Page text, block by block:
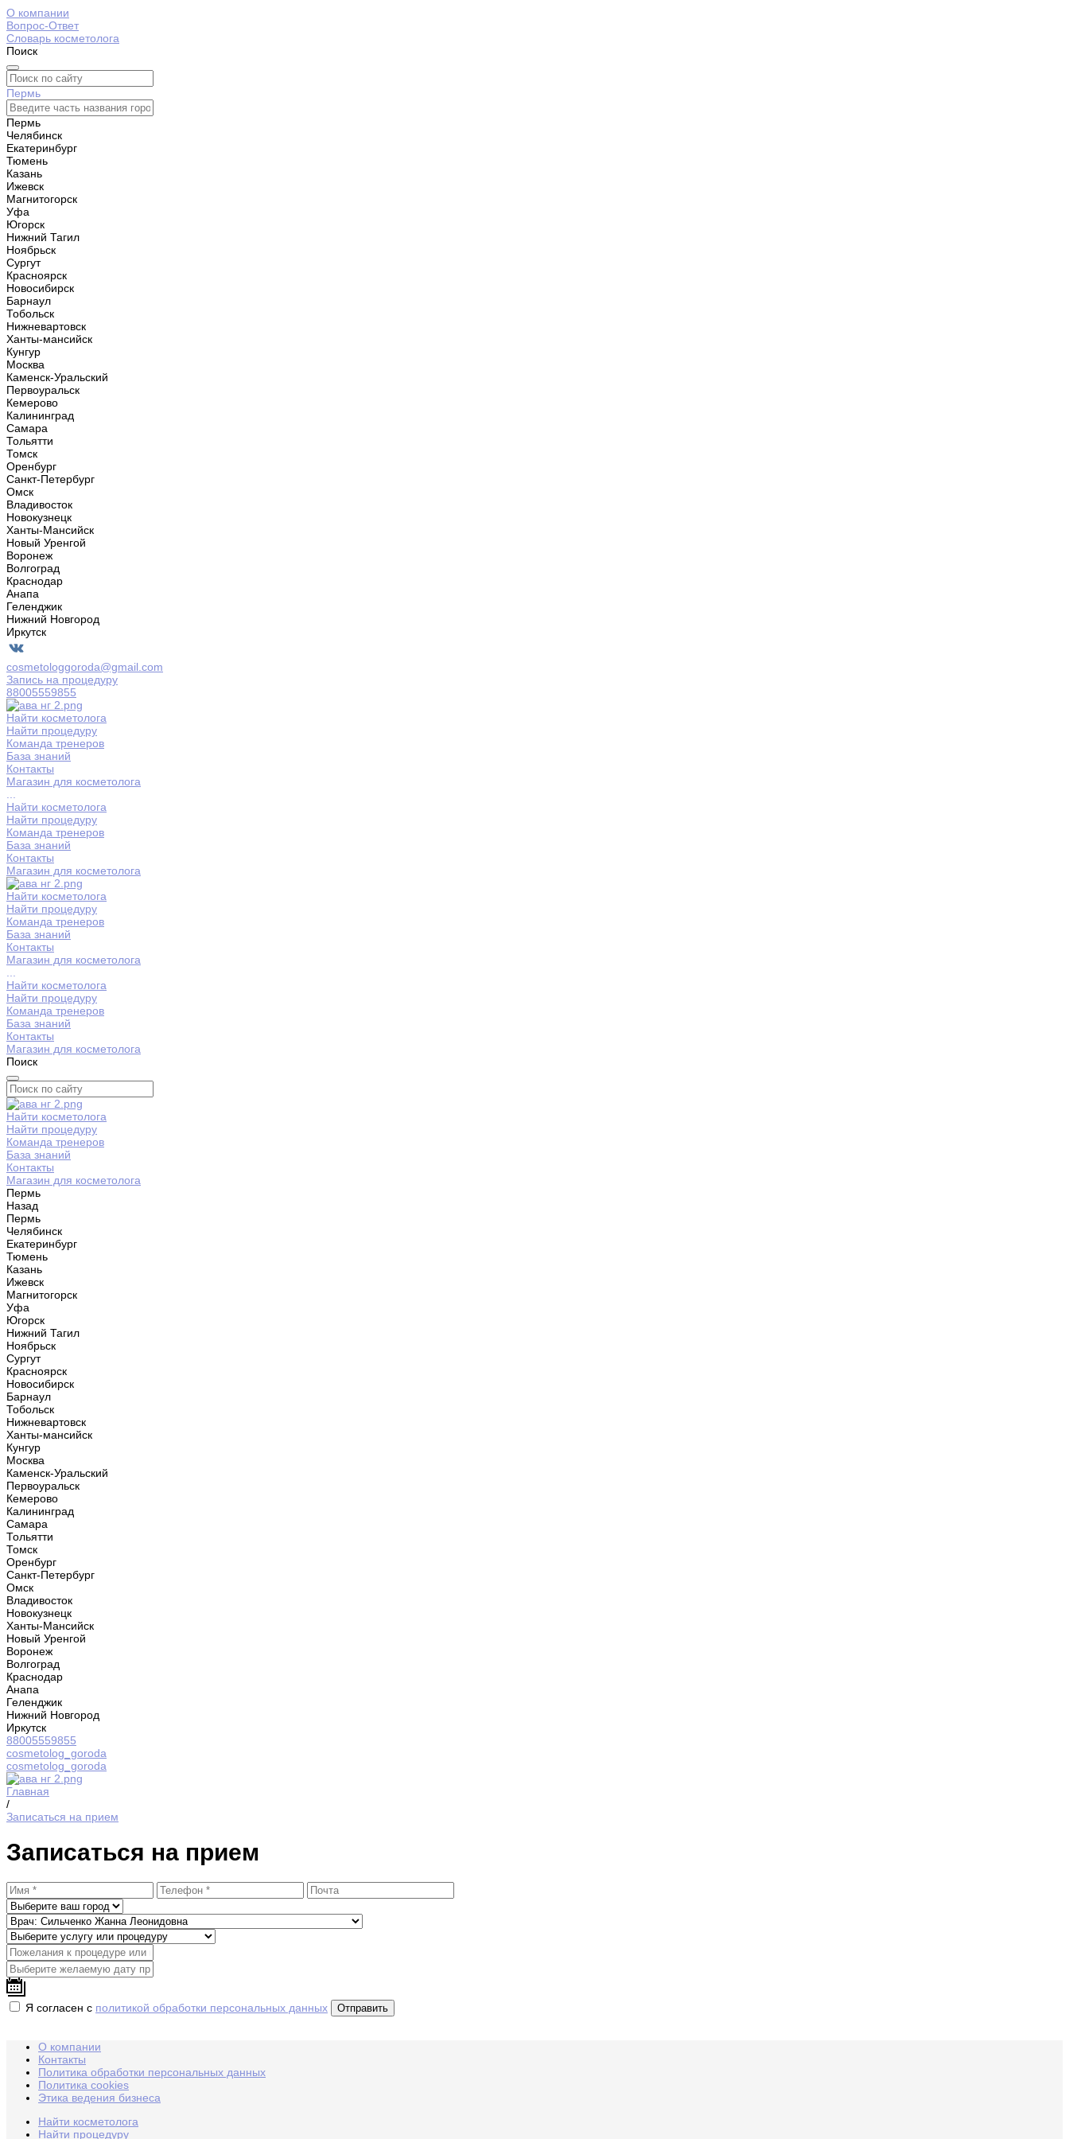
О компании
Вопрос-Ответ
Словарь косметолога
Поиск
Пермь
Пермь
Челябинск
Екатеринбург
Тюмень
Казань
Ижевск
Магнитогорск
Уфа
Югорск
Нижний Тагил
Ноябрьск
Сургут
Красноярск
Новосибирск
Барнаул
Тобольск
Нижневартовск
Ханты-мансийск
Кунгур
Москва
Каменск-Уральский
Первоуральск
Кемерово
Калининград
Самара
Тольятти
Томск
Оренбург
Санкт-Петербург
Омск
Владивосток
Новокузнецк
Ханты-Мансийск
Новый Уренгой
Воронеж
Волгоград
Краснодар
Анапа
Геленджик
Нижний Новгород
Иркутск
cosmetologgoroda@gmail.com
Запись на процедуру
88005559855
Найти косметолога
Найти процедуру
Команда тренеров
База знаний
Контакты
Магазин для косметолога
Найти косметолога
Найти процедуру
Команда тренеров
База знаний
Контакты
Магазин для косметолога
Найти косметолога
Найти процедуру
Команда тренеров
База знаний
Контакты
Магазин для косметолога
Найти косметолога
Найти процедуру
Команда тренеров
База знаний
Контакты
Магазин для косметолога
Поиск
Найти косметолога
Найти процедуру
Команда тренеров
База знаний
Контакты
Магазин для косметолога
Пермь
Назад
Пермь
Челябинск
Екатеринбург
Тюмень
Казань
Ижевск
Магнитогорск
Уфа
Югорск
Нижний Тагил
Ноябрьск
Сургут
Красноярск
Новосибирск
Барнаул
Тобольск
Нижневартовск
Ханты-мансийск
Кунгур
Москва
Каменск-Уральский
Первоуральск
Кемерово
Калининград
Самара
Тольятти
Томск
Оренбург
Санкт-Петербург
Омск
Владивосток
Новокузнецк
Ханты-Мансийск
Новый Уренгой
Воронеж
Волгоград
Краснодар
Анапа
Геленджик
Нижний Новгород
Иркутск
88005559855
cosmetolog_goroda
cosmetolog_goroda
Главная
/
Записаться на прием
Записаться на прием
Я согласен с политикой обработки персональных данных
О компании
Контакты
Политика обработки персональных данных
Политика cookies
Этика ведения бизнеса
Найти косметолога
Найти процедуру